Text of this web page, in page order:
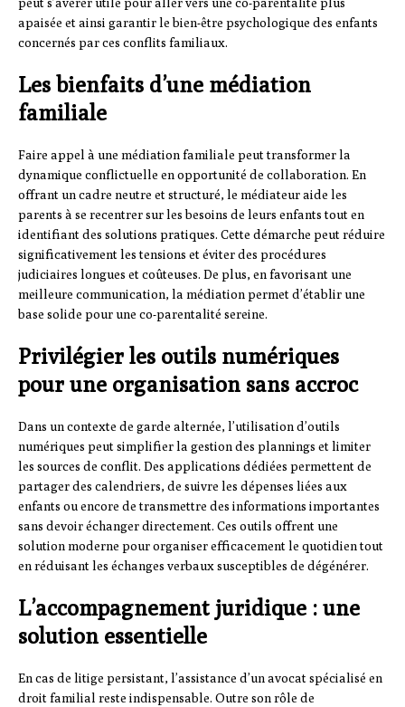
peut s’avérer utile pour aller vers une co-parentalité plus
apaisée et ainsi garantir le bien-être psychologique des enfants
concernés par ces conflits familiaux.
Les bienfaits d’une médiation
familiale
Faire appel à une médiation familiale peut transformer la
dynamique conflictuelle en opportunité de collaboration. En
offrant un cadre neutre et structuré, le médiateur aide les
parents à se recentrer sur les besoins de leurs enfants tout en
identifiant des solutions pratiques. Cette démarche peut réduire
significativement les tensions et éviter des procédures
judiciaires longues et coûteuses. De plus, en favorisant une
meilleure communication, la médiation permet d’établir une
base solide pour une co-parentalité sereine.
Privilégier les outils numériques
pour une organisation sans accroc
Dans un contexte de garde alternée, l’utilisation d’outils
numériques peut simplifier la gestion des plannings et limiter
les sources de conflit. Des applications dédiées permettent de
partager des calendriers, de suivre les dépenses liées aux
enfants ou encore de transmettre des informations importantes
sans devoir échanger directement. Ces outils offrent une
solution moderne pour organiser efficacement le quotidien tout
en réduisant les échanges verbaux susceptibles de dégénérer.
L’accompagnement juridique : une
solution essentielle
En cas de litige persistant, l’assistance d’un avocat spécialisé en
droit familial reste indispensable. Outre son rôle de